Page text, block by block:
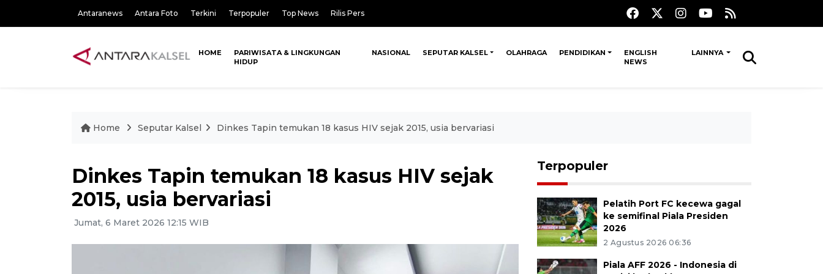
Antaranews Antara Foto Terkini Terpopuler Top News Rilis Pers
HOME
PARIWISATA & LINGKUNGAN
HIDUP
NASIONAL SEPUTAR KALSEL OLAHRAGA PENDIDIKAN
ENGLISH
NEWS
LAINNYA
Home Seputar Kalsel Dinkes Tapin temukan 18 kasus HIV sejak 2015, usia bervariasi
Dinkes Tapin temukan 18 kasus HIV sejak
2015, usia bervariasi
Jumat, 6 Maret 2026 12:15 WIB
Terpopuler
Pelatih Port FC kecewa gagal
ke semifinal Piala Presiden
2026
2 Agustus 2026 06:36
Piala AFF 2026 - Indonesia di